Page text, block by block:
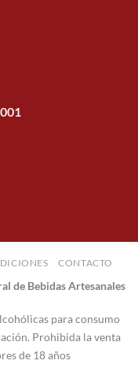
CONTACTO
de Bebidas Artesanales
para consumo
Prohibida la venta
de 18 años